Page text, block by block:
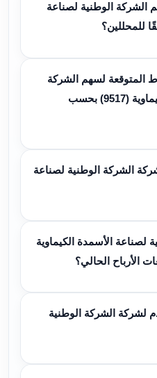
الوطنية لصناعة
المتوقعة لسهم الشركة
الوطنية لصناعة الأسمدة الكيماوية (9517) بحسب
الشركة الوطنية لصناعة
الأسمدة الكيماوية
لشركة الشركة الوطنية